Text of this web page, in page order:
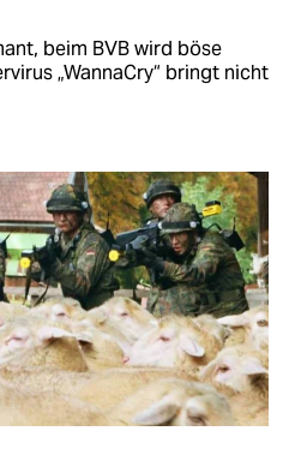
beim BVB wird böse
„WannaCry“ bringt nicht